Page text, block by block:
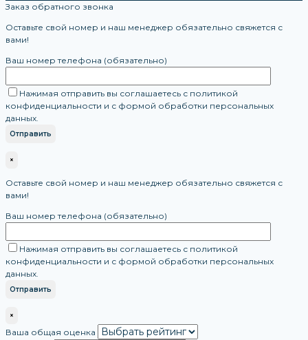
Заказ обратного звонка
Оставьте свой номер и наш менеджер обязательно свяжется с
вами!
Ваш номер телефона (обязательно)
Нажимая отправить вы соглашаетесь с политикой
конфиденциальности и с формой обработки персональных
данных.
×
Оставьте свой номер и наш менеджер обязательно свяжется с
вами!
Ваш номер телефона (обязательно)
Нажимая отправить вы соглашаетесь с политикой
конфиденциальности и с формой обработки персональных
данных.
×
Ваша общая оценка